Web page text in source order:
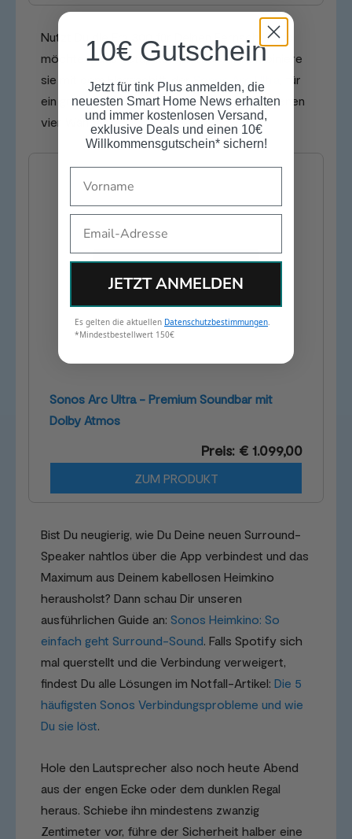
Nutzt Du die Era 300 für Deinen Fernseher und
möchtest das Setup komplettieren? Kombiniere
sie mit dem Flaggschiff, der
Sonos Arc Ultra
, für
ein grandioses 7.1.4-Kino-Erlebnis in den eigenen
vier Wänden.
Sonos Arc Ultra - Premium Soundbar mit
Dolby Atmos
Preis: € 1.099,00
ZUM PRODUKT
Bist Du neugierig, wie Du Deine neuen Surround-
Speaker nahtlos über die App verbindest und das
Maximum aus Deinem kabellosen Heimkino
herausholst? Dann schau Dir unseren
ausführlichen Guide an: Sonos Heimkino: So
einfach geht Surround-Sound. Falls Spotify sich
mal querstellt und die Verbindung verweigert,
findest Du alle Lösungen im Notfall-Artikel: Die 5
häufigsten Sonos Verbindungsprobleme und wie
Du sie löst.
Hole den Lautsprecher also noch heute Abend
aus der engen Ecke oder dem dunklen Regal
heraus. Schiebe ihn mindestens zwanzig
Zentimeter vor, führe der Sicherheit halber eine
10€ Gutschein
Jetzt für tink Plus anmelden, die
neuesten Smart Home News erhalten
und immer kostenlosen Versand,
exklusive Deals und einen 10€
Willkommensgutschein* sichern!
JETZT ANMELDEN
Es gelten die aktuellen Datenschutzbestimmungen
*Mindestbestellwert 150€